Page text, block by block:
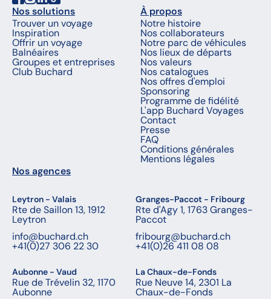
Nos solutions
Trouver un voyage
Inspiration
Offrir un voyage
Balnéaires
Groupes et entreprises
Club Buchard
À propos
Notre histoire
Nos collaborateurs
Notre parc de véhicules
Nos lieux de départs
Nos valeurs
Nos catalogues
Nos offres d'emploi
Sponsoring
Programme de fidélité
L'app Buchard Voyages
Contact
Presse
FAQ
Conditions générales
Mentions légales
Nos agences
Leytron - Valais
Rte de Saillon 13, 1912
Leytron
info@buchard.ch
+41(0)27 306 22 30
Granges-Paccot - Fribourg
Rte d'Agy 1, 1763 Granges-
Paccot
fribourg@buchard.ch
+41(0)26 411 08 08
Aubonne - Vaud
Rue de Trévelin 32, 1170
Aubonne
La Chaux-de-Fonds
Rue Neuve 14, 2301 La
Chaux-de-Fonds